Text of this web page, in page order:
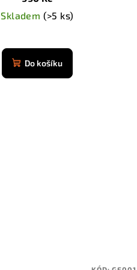
Skladem (>5 ks)
Do košíku